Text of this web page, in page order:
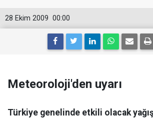
00:00
28 Ekim 2009
Meteoroloji'den uyarı
Türkiye genelinde etkili olacak